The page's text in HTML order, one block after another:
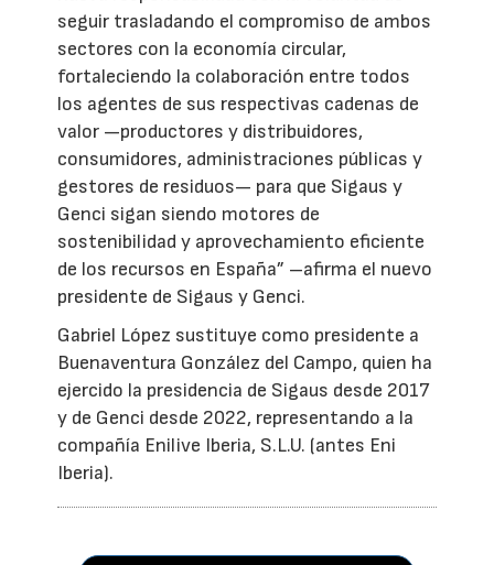
seguir trasladando el compromiso de ambos
sectores con la economía circular,
fortaleciendo la colaboración entre todos
los agentes de sus respectivas cadenas de
valor —productores y distribuidores,
consumidores, administraciones públicas y
gestores de residuos— para que Sigaus y
Genci sigan siendo motores de
sostenibilidad y aprovechamiento eficiente
de los recursos en España” –afirma el nuevo
presidente de Sigaus y Genci.
Gabriel López sustituye como presidente a
Buenaventura González del Campo, quien ha
ejercido la presidencia de Sigaus desde 2017
y de Genci desde 2022, representando a la
compañía Enilive Iberia, S.L.U. (antes Eni
Iberia).